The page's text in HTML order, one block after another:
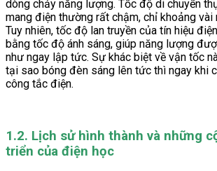
dòng chảy năng lượng. Tốc độ di chuyển
mang điện thường rất chậm, chỉ khoảng
Tuy nhiên, tốc độ lan truyền của tín hiệu
bằng tốc độ ánh sáng, giúp năng lượng
như ngay lập tức. Sự khác biệt về vận tốc
tại sao bóng đèn sáng lên tức thì ngay khi
công tắc điện.
1.2. Lịch sử hình thành và những
triển của điện học